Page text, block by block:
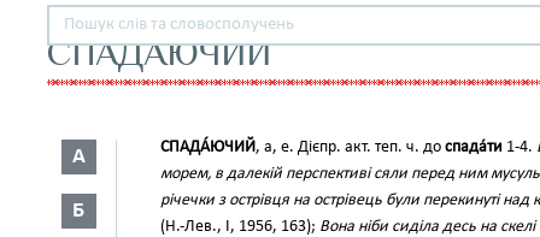
СПАДАЮЧИЙ
А
Б
СПАДА́ЮЧИЙ, а, е. Дієпр. акт. теп. ч. до спада́ти 1-4.
морем, в далекій перспективі сяли перед ним
річечки з острівця на острівець були перекинуті
(Н.-Лев., І, 1956, 163); Вона ніби сиділа десь на